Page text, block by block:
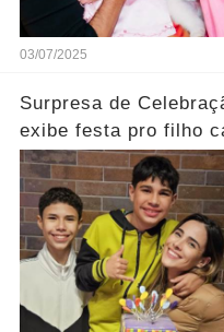
03/07/2025
Surpresa de
exibe festa pro filho
diversões... Ver mais